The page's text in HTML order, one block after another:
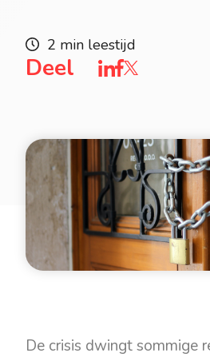
2 min leestijd
Deel
De crisis dwingt sommige